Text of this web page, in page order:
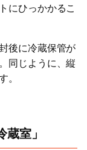
にひっかかるこ
後に冷蔵保管が
同じように、縦
。
室」